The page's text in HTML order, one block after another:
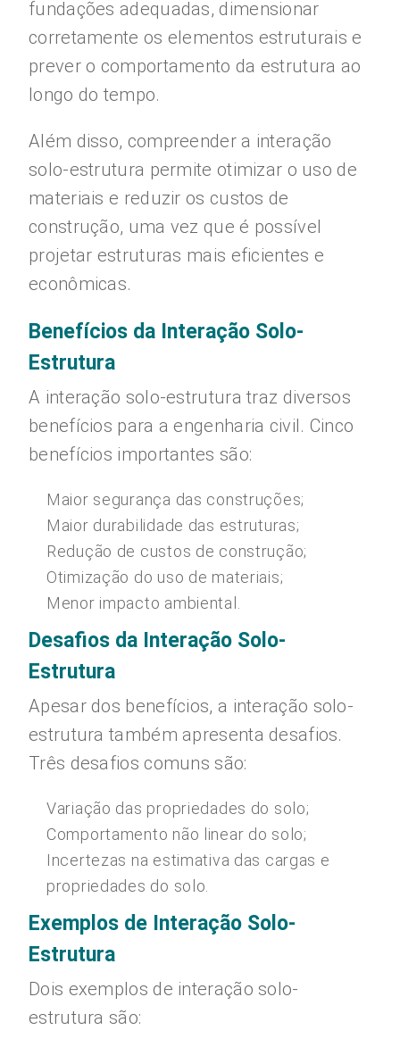
fundações adequadas, dimensionar
corretamente os elementos estruturais e
prever o comportamento da estrutura ao
longo do tempo.
Além disso, compreender a interação
solo-estrutura permite otimizar o uso de
materiais e reduzir os custos de
construção, uma vez que é possível
projetar estruturas mais eficientes e
econômicas.
Benefícios da Interação Solo-
Estrutura
A interação solo-estrutura traz diversos
benefícios para a engenharia civil. Cinco
benefícios importantes são:
Maior segurança das construções;
Maior durabilidade das estruturas;
Redução de custos de construção;
Otimização do uso de materiais;
Menor impacto ambiental.
Desafios da Interação Solo-
Estrutura
Apesar dos benefícios, a interação solo-
estrutura também apresenta desafios.
Três desafios comuns são:
Variação das propriedades do solo;
Comportamento não linear do solo;
Incertezas na estimativa das cargas e
propriedades do solo.
Exemplos de Interação Solo-
Estrutura
Dois exemplos de interação solo-
estrutura são: